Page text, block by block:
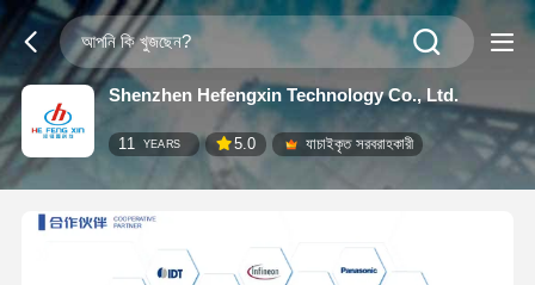
Shenzhen Hefengxin Technology Co., Ltd.
11 YEARS 5.0 যাচাইকৃত সরবরাহকারী